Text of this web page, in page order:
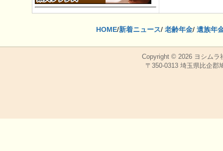
HOME/新着ニュース/ 老齢年金/ 遺族年
Copyright © 2026 ヨシムラ
〒350-0313 埼玉県比企郡